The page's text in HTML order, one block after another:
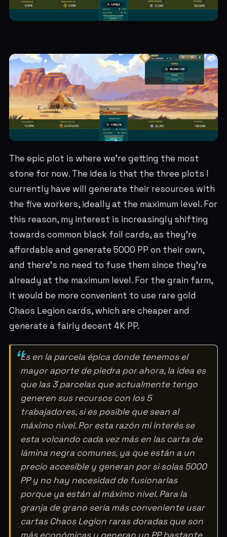
The epic plot is where we're getting the most
stone for now. The idea is that the three plots I
currently have will generate their resources with
the five workers, ideally at the maximum level. For
this reason, my interest is increasingly shifting
towards common black foil cards, as they're
affordable and generate 5000 PP on their own,
and there's no need to fuse them since they're
already at the maximum level. For the grain farm,
it would be more convenient to use rare gold
Chaos Legion cards, which are cheaper and
generate a fairly decent 4K PP.
Es en la parcela épica donde tenemos el
mayor aporte de piedra por ahora, la idea es
que las 3 parcelas que actualmente tengo
generen sus recursos con los 5
trabajadores, si es posible que sean al
máximo nivel. Por esta razón mi interés se
esta volcando cada vez más en las carta de
lámina negra comunes, ya que están a un
precio accesible y generan por si solas 5000
PP y no hay necesidad de fusionarlas
porque ya están al máximo nivel. Para la
granja de grano sería más conveniente usar
cartas Chaos Legion raras doradas que son